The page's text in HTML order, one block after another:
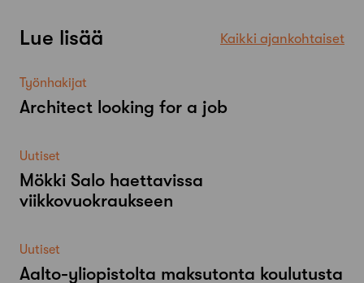
Lue lisää Kaikki ajankohtaiset
Työnhakijat
Architect looking for a job
Uutiset
Mökki Salo haettavissa
viikkovuokraukseen
Uutiset
Aalto-​yliopistolta maksutonta koulutusta